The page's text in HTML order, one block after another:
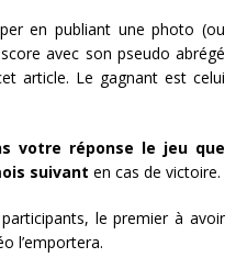
en publiant une photo (ou
avec son pseudo abrégé
article. Le gagnant est celui
votre réponse le jeu que
suivant en cas de victoire.
le premier à avoir
l’emportera.